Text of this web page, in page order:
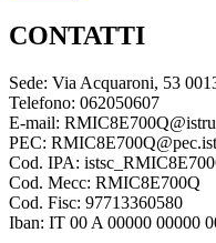
CONTATTI
Sede: Via Acquaroni, 53
Telefono: 062050607
E-mail:
PEC:
Cod. IPA:
Cod. Mecc: RMIC8E700Q
Cod. Fisc: 97713360580
Iban: IT 00 A 00000 00000